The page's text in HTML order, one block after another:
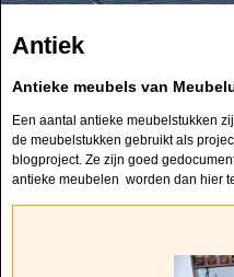
Antiek
Antieke meubels van
Een aantal antieke meubelstukken
de meubelstukken gebruikt als
blogproject. Ze zijn goed
antieke meubelen worden dan hier